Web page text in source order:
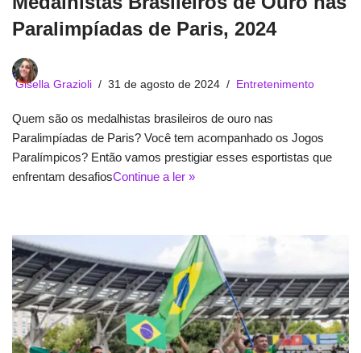
Paralimpíadas de Paris, 2024
Gisella Grazioli 31 de agosto de 2024 Entretenimento
Quem são os medalhistas brasileiros de ouro nas
Paralimpíadas de Paris? Você tem acompanhado os Jogos
Paralímpicos? Então vamos prestigiar esses esportistas que
enfrentam desafiosContinue a ler »